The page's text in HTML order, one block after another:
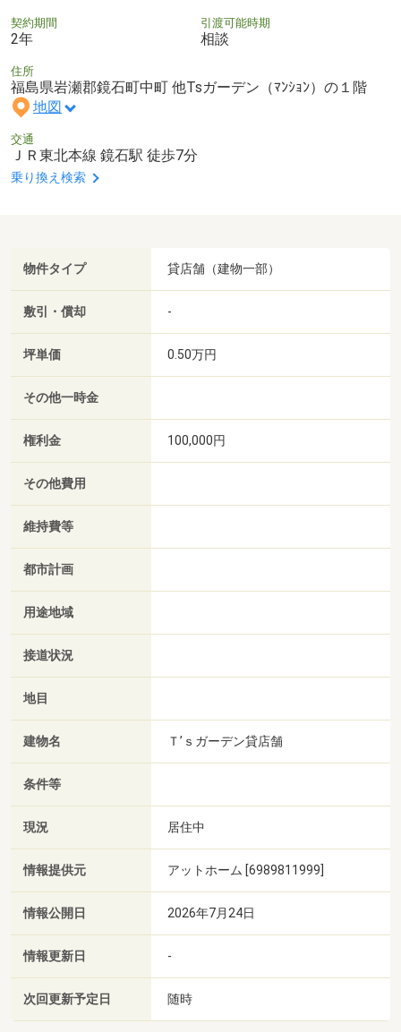
契約期間
2年
引渡可能時期
相談
住所
福島県岩瀬郡鏡石町中町 他Tsガーデン（ﾏﾝｼｮﾝ）の１階
地図
交通
ＪＲ東北本線 鏡石駅 徒歩7分
乗り換え検索
物件タイプ 貸店舗（建物一部）
敷引・償却 -
坪単価 0.50万円
その他一時金
権利金 100,000円
その他費用
維持費等
都市計画
用途地域
接道状況
地目
建物名 Ｔ’ｓガーデン貸店舗
条件等
現況 居住中
情報提供元 アットホーム [6989811999]
情報公開日 2026年7月24日
情報更新日 -
次回更新予定日 随時